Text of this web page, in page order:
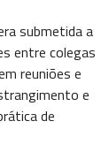
submetida a
entre colegas
reuniões e
e
de